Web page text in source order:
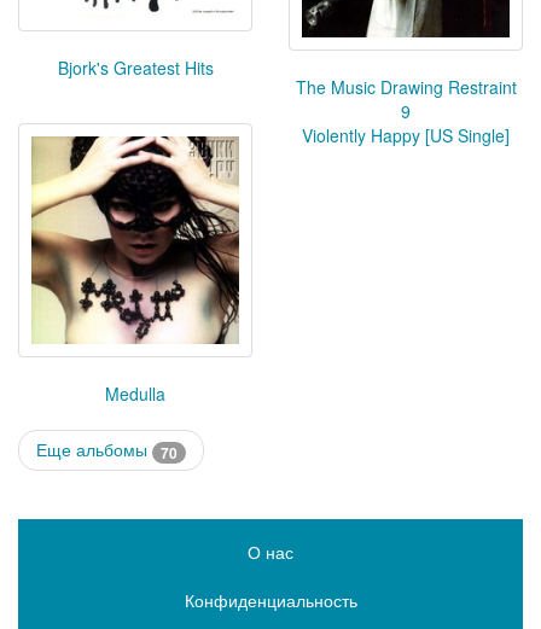
Bjork's Greatest Hits
The Music Drawing Restraint
9
Medulla
Violently Happy [US Single]
Еще альбомы 70
О нас
Конфиденциальность